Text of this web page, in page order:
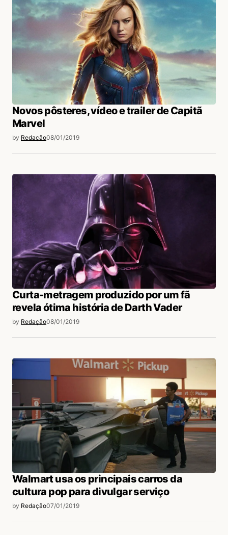
Novos pôsteres, vídeo e trailer de Capitã
Marvel
by Redação08/01/2019
Curta-metragem produzido por um fã
revela ótima história de Darth Vader
by Redação08/01/2019
Walmart usa os principais carros da
cultura pop para divulgar serviço
by Redação07/01/2019